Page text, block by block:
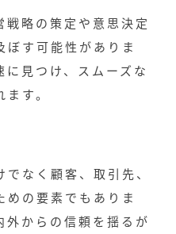
略の策定や意思決定
ぼす可能性がありま
見つけ、スムーズな
す。
なく顧客、取引先、
の要素でもありま
外からの信頼を揺るが